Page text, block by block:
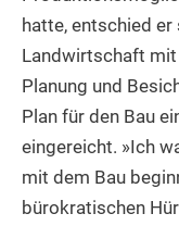
hatte, entschied
Landwirtschaft
Planung und
Plan für den Bau
eingereicht. »Ich
mit dem Bau
bürokratischen